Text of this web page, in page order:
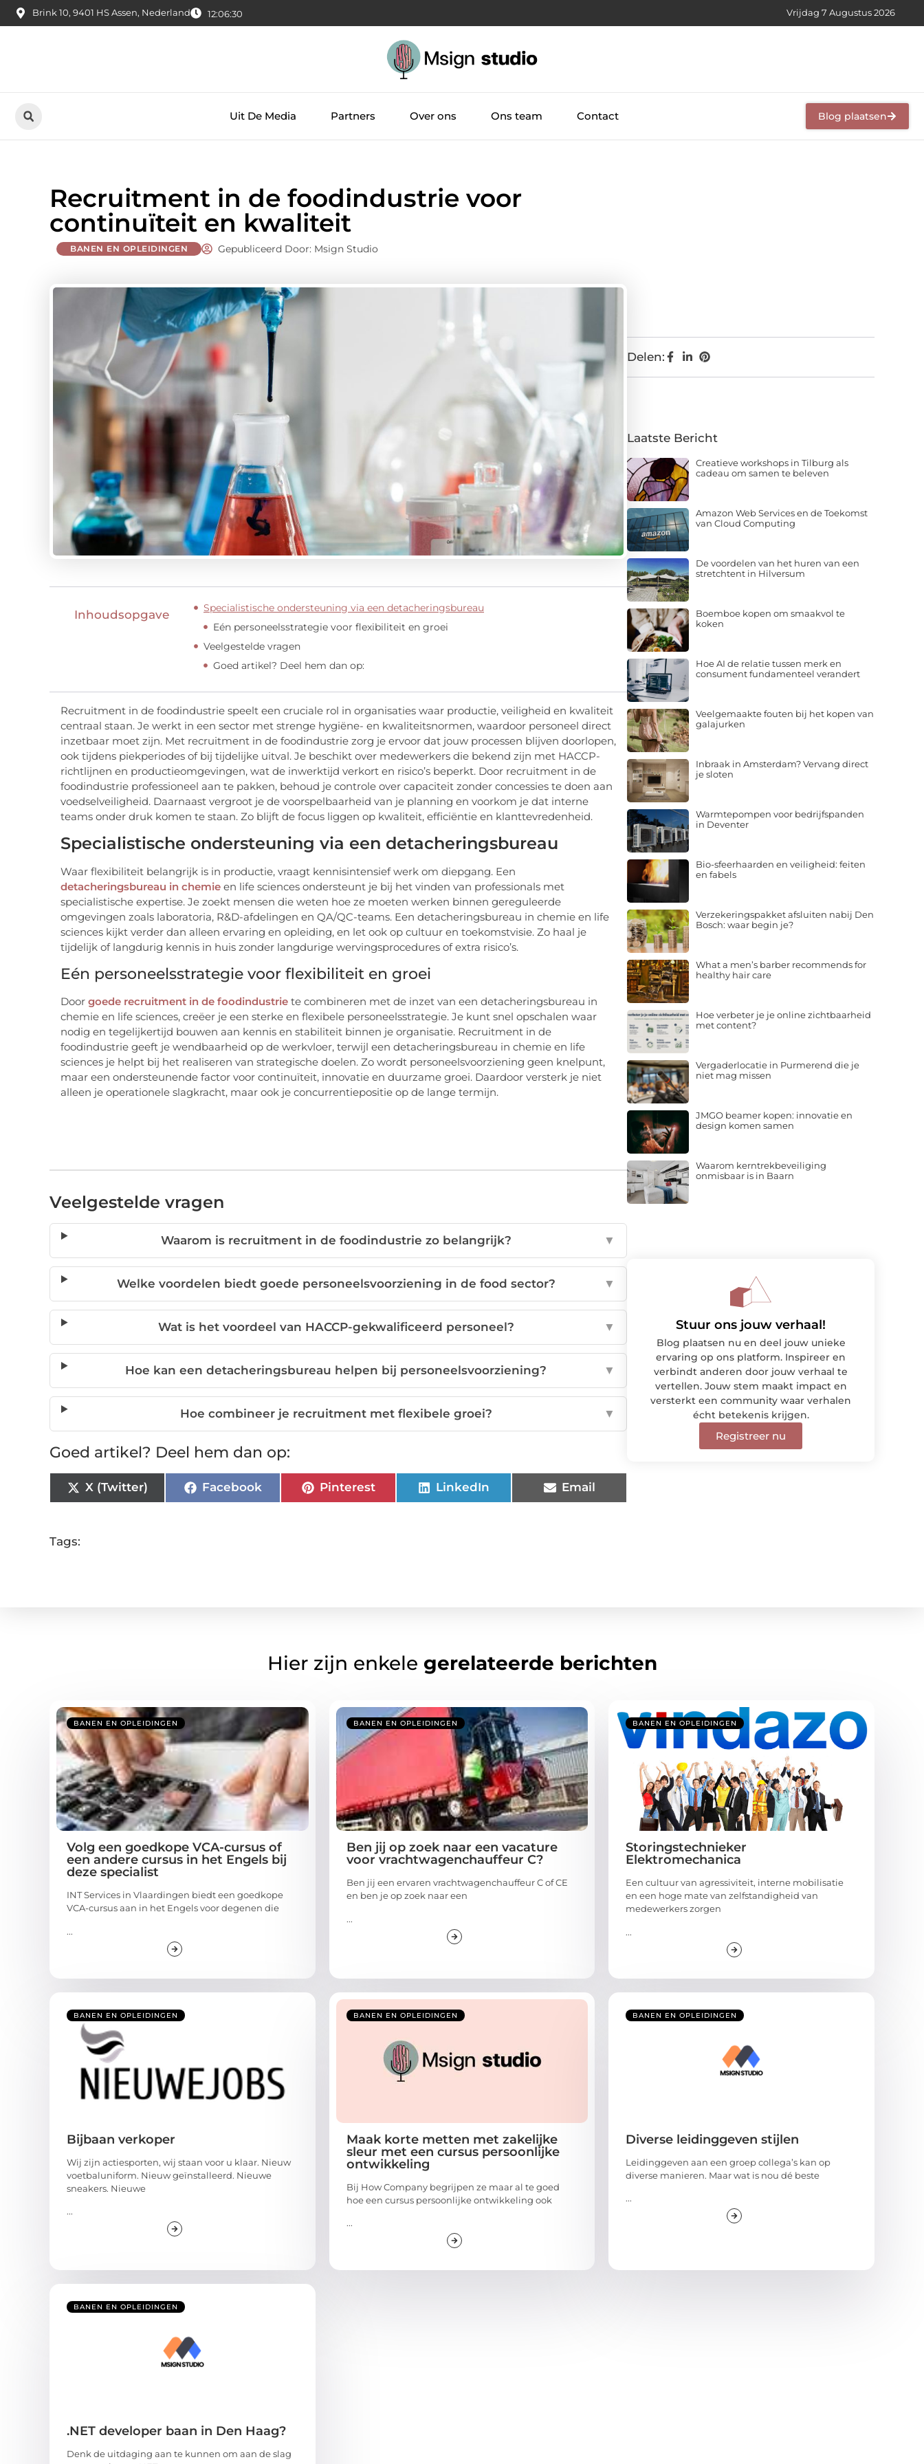
Brink 10, 9401 HS Assen, Nederland 12:06:32 Vrijdag 7 Augustus 2026
Uit De Media Partners Over ons Ons team Contact Blog plaatsen
Recruitment in de foodindustrie voor
continuïteit en kwaliteit
BANEN EN OPLEIDINGEN Gepubliceerd Door: Msign Studio
Inhoudsopgave
Specialistische ondersteuning via een detacheringsbureau
Eén personeelsstrategie voor flexibiliteit en groei
Veelgestelde vragen
Goed artikel? Deel hem dan op:
Recruitment in de foodindustrie speelt een cruciale rol in organisaties waar productie, veiligheid en kwaliteit
centraal staan. Je werkt in een sector met strenge hygiëne- en kwaliteitsnormen, waardoor personeel direct
inzetbaar moet zijn. Met recruitment in de foodindustrie zorg je ervoor dat jouw processen blijven doorlopen,
ook tijdens piekperiodes of bij tijdelijke uitval. Je beschikt over medewerkers die bekend zijn met HACCP-
richtlijnen en productieomgevingen, wat de inwerktijd verkort en risico’s beperkt. Door recruitment in de
foodindustrie professioneel aan te pakken, behoud je controle over capaciteit zonder concessies te doen aan
voedselveiligheid. Daarnaast vergroot je de voorspelbaarheid van je planning en voorkom je dat interne
teams onder druk komen te staan. Zo blijft de focus liggen op kwaliteit, efficiëntie en klanttevredenheid.
Specialistische ondersteuning via een detacheringsbureau
Waar flexibiliteit belangrijk is in productie, vraagt kennisintensief werk om diepgang. Een
detacheringsbureau in chemie en life sciences ondersteunt je bij het vinden van professionals met
specialistische expertise. Je zoekt mensen die weten hoe ze moeten werken binnen gereguleerde
omgevingen zoals laboratoria, R&D-afdelingen en QA/QC-teams. Een detacheringsbureau in chemie en life
sciences kijkt verder dan alleen ervaring en opleiding, en let ook op cultuur en toekomstvisie. Zo haal je
tijdelijk of langdurig kennis in huis zonder langdurige wervingsprocedures of extra risico’s.
Eén personeelsstrategie voor flexibiliteit en groei
Door goede recruitment in de foodindustrie te combineren met de inzet van een detacheringsbureau in
chemie en life sciences, creëer je een sterke en flexibele personeelsstrategie. Je kunt snel opschalen waar
nodig en tegelijkertijd bouwen aan kennis en stabiliteit binnen je organisatie. Recruitment in de
foodindustrie geeft je wendbaarheid op de werkvloer, terwijl een detacheringsbureau in chemie en life
sciences je helpt bij het realiseren van strategische doelen. Zo wordt personeelsvoorziening geen knelpunt,
maar een ondersteunende factor voor continuïteit, innovatie en duurzame groei. Daardoor versterk je niet
alleen je operationele slagkracht, maar ook je concurrentiepositie op de lange termijn.
Veelgestelde vragen
Waarom is recruitment in de foodindustrie zo belangrijk? ▼
Welke voordelen biedt goede personeelsvoorziening in de food sector? ▼
Wat is het voordeel van HACCP-gekwalificeerd personeel? ▼
Hoe kan een detacheringsbureau helpen bij personeelsvoorziening? ▼
Hoe combineer je recruitment met flexibele groei? ▼
Goed artikel? Deel hem dan op:
X (Twitter) Facebook Pinterest LinkedIn Email
Tags:
Delen:
Laatste Bericht
Creatieve workshops in Tilburg als
cadeau om samen te beleven
Amazon Web Services en de Toekomst
van Cloud Computing
De voordelen van het huren van een
stretchtent in Hilversum
Boemboe kopen om smaakvol te
koken
Hoe AI de relatie tussen merk en
consument fundamenteel verandert
Veelgemaakte fouten bij het kopen van
galajurken
Inbraak in Amsterdam? Vervang direct
je sloten
Warmtepompen voor bedrijfspanden
in Deventer
Bio-sfeerhaarden en veiligheid: feiten
en fabels
Verzekeringspakket afsluiten nabij Den
Bosch: waar begin je?
What a men’s barber recommends for
healthy hair care
Hoe verbeter je je online zichtbaarheid
met content?
Vergaderlocatie in Purmerend die je
niet mag missen
JMGO beamer kopen: innovatie en
design komen samen
Waarom kerntrekbeveiliging
onmisbaar is in Baarn
Stuur ons jouw verhaal!
Blog plaatsen nu en deel jouw unieke
ervaring op ons platform. Inspireer en
verbindt anderen door jouw verhaal te
vertellen. Jouw stem maakt impact en
versterkt een community waar verhalen
écht betekenis krijgen.
Registreer nu
Hier zijn enkele gerelateerde berichten
BANEN EN OPLEIDINGEN
Volg een goedkope VCA-cursus of
een andere cursus in het Engels bij
deze specialist
INT Services in Vlaardingen biedt een goedkope
VCA-cursus aan in het Engels voor degenen die
...
BANEN EN OPLEIDINGEN
Ben jij op zoek naar een vacature
voor vrachtwagenchauffeur C?
Ben jij een ervaren vrachtwagenchauffeur C of CE
en ben je op zoek naar een
...
BANEN EN OPLEIDINGEN
Storingstechnieker
Elektromechanica
Een cultuur van agressiviteit, interne mobilisatie
en een hoge mate van zelfstandigheid van
medewerkers zorgen
...
BANEN EN OPLEIDINGEN
Bijbaan verkoper
Wij zijn actiesporten, wij staan ​​voor u klaar. Nieuw
voetbaluniform. Nieuw geïnstalleerd. Nieuwe
sneakers. Nieuwe
...
BANEN EN OPLEIDINGEN
Maak korte metten met zakelijke
sleur met een cursus persoonlijke
ontwikkeling
Bij How Company begrijpen ze maar al te goed
hoe een cursus persoonlijke ontwikkeling ook
...
BANEN EN OPLEIDINGEN
Diverse leidinggeven stijlen
Leidinggeven aan een groep collega’s kan op
diverse manieren. Maar wat is nou dé beste
...
BANEN EN OPLEIDINGEN
.NET developer baan in Den Haag?
Denk de uitdaging aan te kunnen om aan de slag